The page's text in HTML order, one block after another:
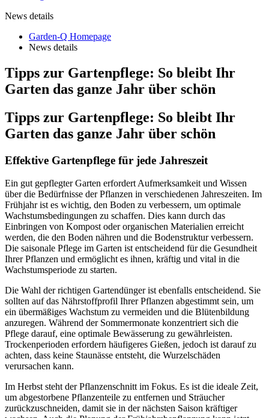
News details
Garden-Q Homepage
News details
Tipps zur Gartenpflege: So bleibt Ihr
Garten das ganze Jahr über schön
Tipps zur Gartenpflege: So bleibt Ihr
Garten das ganze Jahr über schön
Effektive Gartenpflege für jede Jahreszeit
Ein gut gepflegter Garten erfordert Aufmerksamkeit und Wissen
über die Bedürfnisse der Pflanzen in verschiedenen Jahreszeiten. Im
Frühjahr ist es wichtig, den Boden zu verbessern, um optimale
Wachstumsbedingungen zu schaffen. Dies kann durch das
Einbringen von Kompost oder organischen Materialien erreicht
werden, die den Boden nähren und die Bodenstruktur verbessern.
Die saisonale Pflege im Garten ist entscheidend für die Gesundheit
Ihrer Pflanzen und ermöglicht es ihnen, kräftig und vital in die
Wachstumsperiode zu starten.
Die Wahl der richtigen Gartendünger ist ebenfalls entscheidend. Sie
sollten auf das Nährstoffprofil Ihrer Pflanzen abgestimmt sein, um
ein übermäßiges Wachstum zu vermeiden und die Blütenbildung
anzuregen. Während der Sommermonate konzentriert sich die
Pflege darauf, eine optimale Bewässerung zu gewährleisten.
Trockenperioden erfordern häufigeres Gießen, jedoch ist darauf zu
achten, dass keine Staunässe entsteht, die Wurzelschäden
verursachen kann.
Im Herbst steht der Pflanzenschnitt im Fokus. Es ist die ideale Zeit,
um abgestorbene Pflanzenteile zu entfernen und Sträucher
zurückzuschneiden, damit sie in der nächsten Saison kräftiger